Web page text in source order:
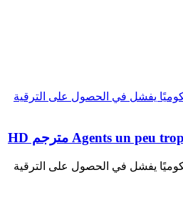
يفشل في الحصول على الترقية
يفشل في الحصول على الترقية